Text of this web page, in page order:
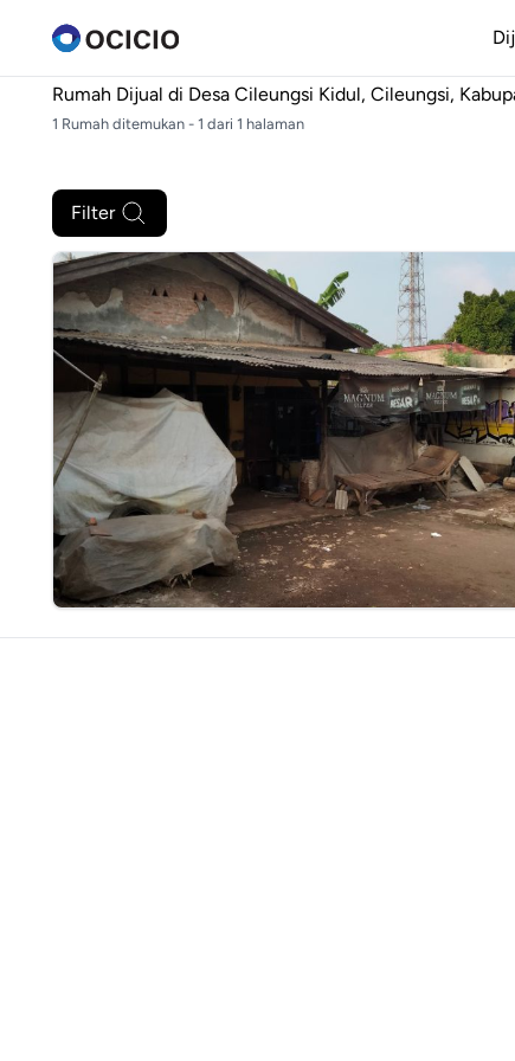
Rumah Dijual di Desa Cileungsi Kidul, Cileungsi,
1 Rumah ditemukan - 1 dari 1 halaman
Filter